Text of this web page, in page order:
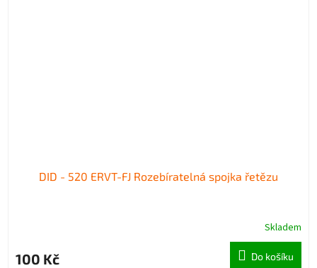
DID - 520 ERVT-FJ Rozebíratelná spojka řetězu
Skladem
100 Kč Do košíku